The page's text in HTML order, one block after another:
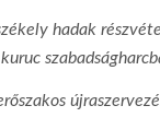
hadak